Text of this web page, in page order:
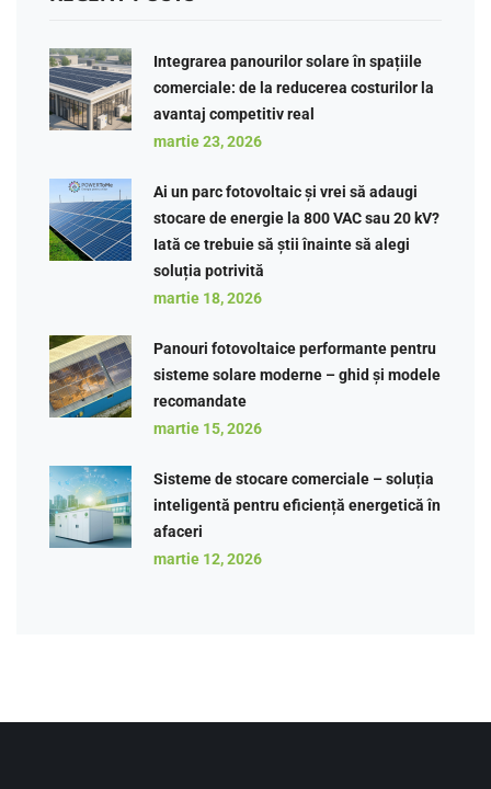
Integrarea panourilor solare în spațiile
comerciale: de la reducerea costurilor la
avantaj competitiv real
martie 23, 2026
Ai un parc fotovoltaic și vrei să adaugi
stocare de energie la 800 VAC sau 20 kV?
Iată ce trebuie să știi înainte să alegi
soluția potrivită
martie 18, 2026
Panouri fotovoltaice performante pentru
sisteme solare moderne – ghid și modele
recomandate
martie 15, 2026
Sisteme de stocare comerciale – soluția
inteligentă pentru eficiență energetică în
afaceri
martie 12, 2026